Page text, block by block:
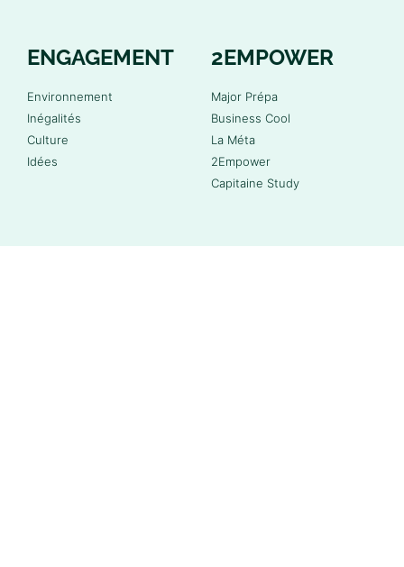
ENGAGEMENT
Environnement
Inégalités
Culture
Idées
2EMPOWER
Major Prépa
Business Cool
La Méta
2Empower
Capitaine Study